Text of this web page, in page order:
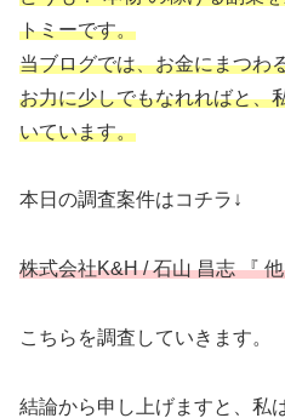
トミーです。
当ブログでは、お金にまつわ
お力に少しでもなれればと、
いています。
本日の調査案件はコチラ↓
株式会社K&H / 石山 昌志 『
こちらを調査していきます。
結論から申し上げますと、私